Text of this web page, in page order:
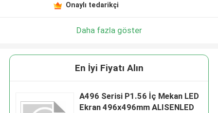
Onaylı tedarikçi
Daha fazla göster
En İyi Fiyatı Alın
A496 Serisi P1.56 İç Mekan LED
Ekran 496x496mm ALISENLED